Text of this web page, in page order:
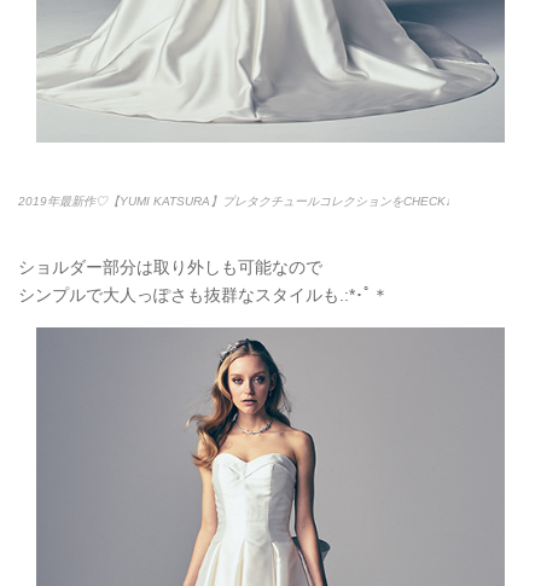
2019年最新作♡【YUMI KATSURA】プレタクチュールコレクションをCHECK♩
ショルダー部分は取り外しも可能なので
シンプルで大人っぽさも抜群なスタイルも.:*･ﾟ＊